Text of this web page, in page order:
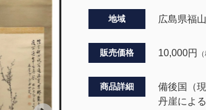
地域 広島県福
販売価格 10,000円
商品詳細
備後国（
丹崖によ